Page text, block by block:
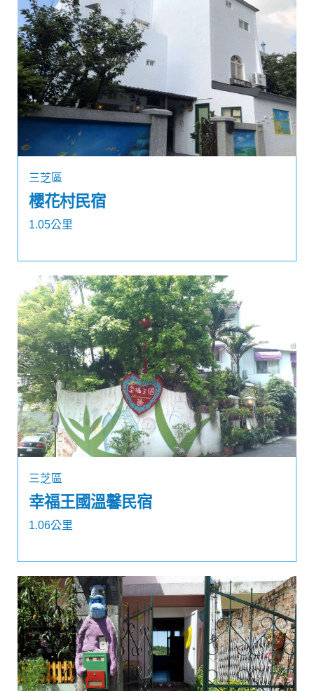
三芝區
櫻花村民宿
1.05公里
三芝區
幸福王國溫馨民宿
1.06公里